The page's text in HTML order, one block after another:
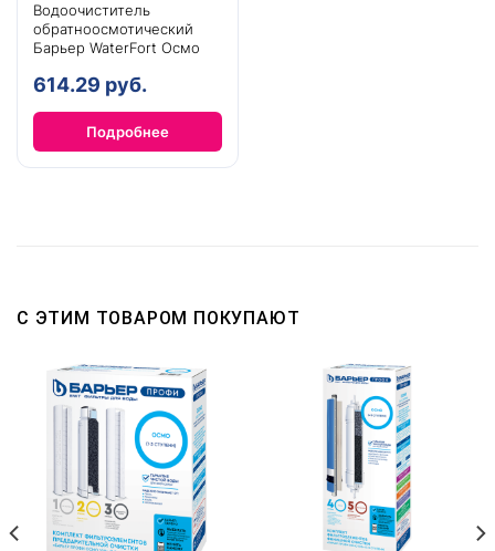
Водоочиститель
обратноосмотический
Барьер WaterFort Осмо
614.29 руб.
Подробнее
С ЭТИМ ТОВАРОМ ПОКУПАЮТ